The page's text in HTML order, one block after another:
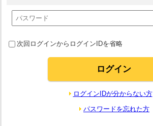
次回ログインからログインIDを省略
ログインIDが分からない方
パスワードを忘れた方